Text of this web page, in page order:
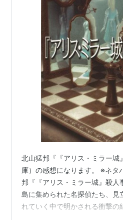
北山猛邦『『アリス・ミラー城
庫）の感想になります。 ※ネタ
邦『『アリス・ミラー城』殺人
島に集められた名探偵たち、見
れていく中で明かされる衝撃の